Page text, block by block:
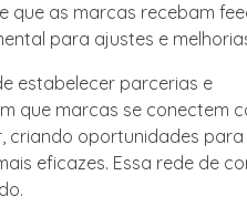
que as marcas recebam
para ajustes e
estabelecer parcerias e
que marcas se conectem
criando oportunidades para
eficazes. Essa rede de